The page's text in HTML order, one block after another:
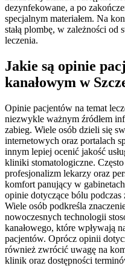
dezynfekowane, a po
specjalnym materiałem. Na
stałą plombę, w zależności od
leczenia.
Jakie są opinie
kanałowym w
Opinie pacjentów na temat
niezwykle ważnym źródłem
zabieg. Wiele osób dzieli się
internetowych oraz portalach
innym lepiej ocenić jakość
kliniki stomatologiczne.
profesjonalizm lekarzy oraz
komfort panujący w
opinie dotyczące bólu
Wiele osób podkreśla
nowoczesnych technologii
kanałowego, które wpływają
pacjentów. Oprócz opinii
również zwrócić uwagę na
klinik oraz dostępności